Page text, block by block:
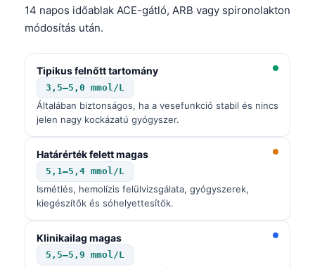
14 napos időablak ACE-gátló, ARB vagy spironolakton
módosítás után.
Tipikus felnőtt tartomány
3,5–5,0 mmol/L
Általában biztonságos, ha a vesefunkció stabil és nincs
jelen nagy kockázatú gyógyszer.
Határérték felett magas
5,1–5,4 mmol/L
Ismétlés, hemolízis felülvizsgálata, gyógyszerek,
kiegészítők és sóhelyettesítők.
Klinikailag magas
5,5–5,9 mmol/L